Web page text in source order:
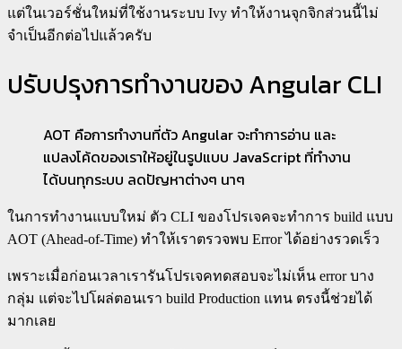
แต่ในเวอร์ชั่นใหม่ที่ใช้งานระบบ Ivy ทำให้งานจุกจิกส่วนนี้ไม่
จำเป็นอีกต่อไปแล้วครับ
ปรับปรุงการทำงานของ Angular CLI
AOT คือการทำงานที่ตัว Angular จะทำการอ่าน และ
แปลงโค้ดของเราให้อยู่ในรูปแบบ JavaScript ที่ทำงาน
ได้บนทุกระบบ ลดปัญหาต่างๆ นาๆ
ในการทำงานแบบใหม่ ตัว CLI ของโปรเจคจะทำการ build แบบ
AOT (Ahead-of-Time) ทำให้เราตรวจพบ Error ได้อย่างรวดเร็ว
เพราะเมื่อก่อนเวลาเรารันโปรเจคทดสอบจะไม่เห็น error บาง
กลุ่ม แต่จะไปโผล่ตอนเรา build Production แทน ตรงนี้ช่วยได้
มากเลย